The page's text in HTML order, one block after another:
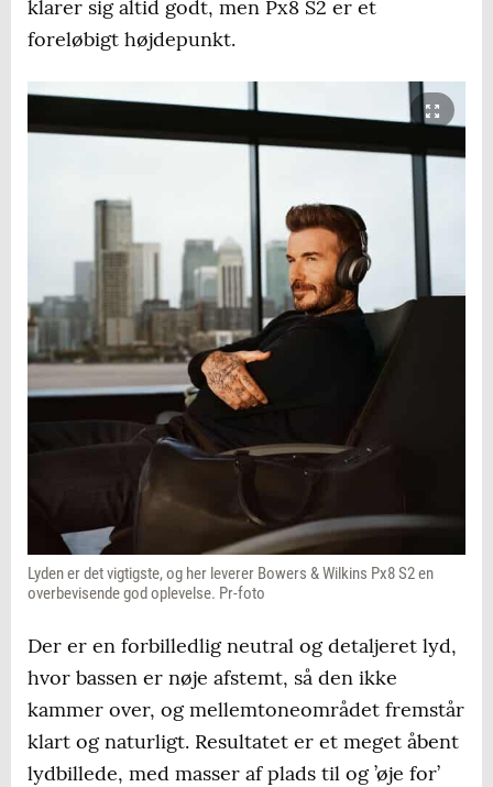
klarer sig altid godt, men Px8 S2 er et
foreløbigt højdepunkt.
Lyden er det vigtigste, og her leverer Bowers & Wilkins Px8 S2 en
overbevisende god oplevelse. Pr-foto
Der er en forbilledlig neutral og detaljeret lyd,
hvor bassen er nøje afstemt, så den ikke
kammer over, og mellemtoneområdet fremstår
klart og naturligt. Resultatet er et meget åbent
lydbillede, med masser af plads til og ’øje for’